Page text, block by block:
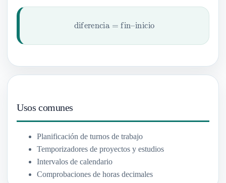
diferencia fin– inicio
Usos comunes
Planificación de turnos de trabajo
Temporizadores de proyectos y estudios
Intervalos de calendario
Comprobaciones de horas decimales